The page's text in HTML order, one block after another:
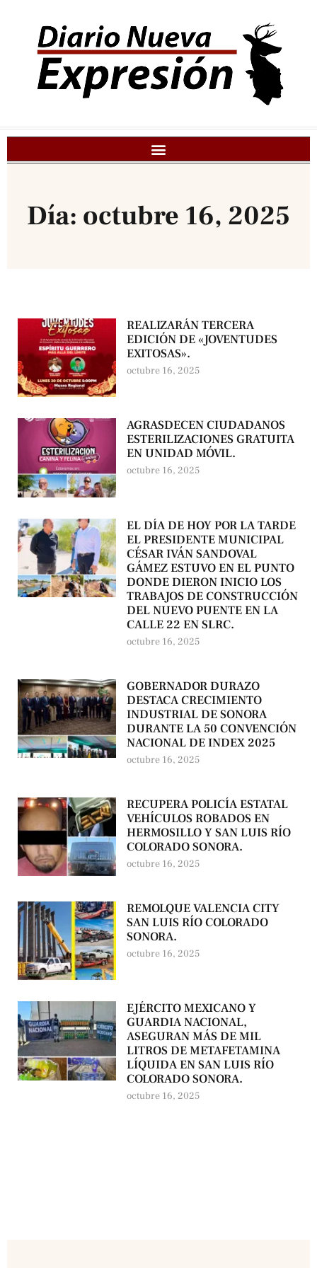
Día: octubre 16, 2025
REALIZARÁN TERCERA
EDICIÓN DE «JOVENTUDES
EXITOSAS».
octubre 16, 2025
AGRASDECEN CIUDADANOS
ESTERILIZACIONES GRATUITA
EN UNIDAD MÓVIL.
octubre 16, 2025
EL DÍA DE HOY POR LA TARDE
EL PRESIDENTE MUNICIPAL
CÉSAR IVÁN SANDOVAL
GÁMEZ ESTUVO EN EL PUNTO
DONDE DIERON INICIO LOS
TRABAJOS DE CONSTRUCCIÓN
DEL NUEVO PUENTE EN LA
CALLE 22 EN SLRC.
octubre 16, 2025
GOBERNADOR DURAZO
DESTACA CRECIMIENTO
INDUSTRIAL DE SONORA
DURANTE LA 50 CONVENCIÓN
NACIONAL DE INDEX 2025
octubre 16, 2025
RECUPERA POLICÍA ESTATAL
VEHÍCULOS ROBADOS EN
HERMOSILLO Y SAN LUIS RÍO
COLORADO SONORA.
octubre 16, 2025
REMOLQUE VALENCIA CITY
SAN LUIS RÍO COLORADO
SONORA.
octubre 16, 2025
EJÉRCITO MEXICANO Y
GUARDIA NACIONAL,
ASEGURAN MÁS DE MIL
LITROS DE METAFETAMINA
LÍQUIDA EN SAN LUIS RÍO
COLORADO SONORA.
octubre 16, 2025